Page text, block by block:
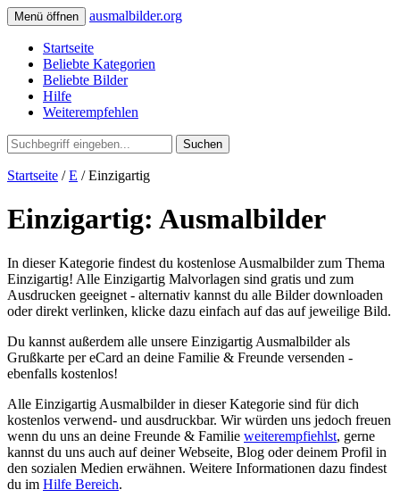
Menü öffnen ausmalbilder.org
Startseite
Beliebte Kategorien
Beliebte Bilder
Hilfe
Weiterempfehlen
Suchen
Startseite /E / Einzigartig
Einzigartig: Ausmalbilder
In dieser Kategorie findest du kostenlose Ausmalbilder zum Thema
Einzigartig! Alle Einzigartig Malvorlagen sind gratis und zum
Ausdrucken geeignet - alternativ kannst du alle Bilder downloaden
oder direkt verlinken, klicke dazu einfach auf das auf jeweilige Bild.
Du kannst außerdem alle unsere Einzigartig Ausmalbilder als
Grußkarte per eCard an deine Familie & Freunde versenden -
ebenfalls kostenlos!
Alle Einzigartig Ausmalbilder in dieser Kategorie sind für dich
kostenlos verwend- und ausdruckbar. Wir würden uns jedoch freuen
wenn du uns an deine Freunde & Familie weiterempfiehlst, gerne
kannst du uns auch auf deiner Webseite, Blog oder deinem Profil in
den sozialen Medien erwähnen. Weitere Informationen dazu findest
du im Hilfe Bereich.